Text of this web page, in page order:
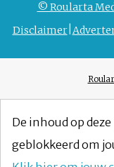
© Roularta
Disclaimer
De inhoud op
geblokkeerd om